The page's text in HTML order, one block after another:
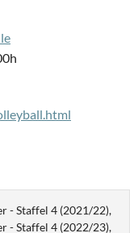
- Staffel 4 (2021/22),
- Staffel 4 (2022/23),